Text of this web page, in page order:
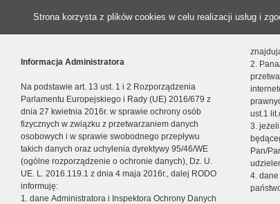
Strona korzysta z plików cookies w celu realizacji usług i
Informacja Administratora
Na podstawie art. 13 ust. 1 i 2 Rozporządzenia
Parlamentu Europejskiego i Rady (UE) 2016/679 z
dnia 27 kwietnia 2016r. w sprawie ochrony osób
fizycznych w związku z przetwarzaniem danych
osobowych i w sprawie swobodnego przepływu
takich danych oraz uchylenia dyrektywy 95/46/WE
(ogólne rozporządzenie o ochronie danych), Dz. U.
UE. L. 2016.119.1 z dnia 4 maja 2016r., dalej RODO
informuję:
1. dane Administratora i Inspektora Ochrony Danych
2.
ust.1
3.
Pan/
4.